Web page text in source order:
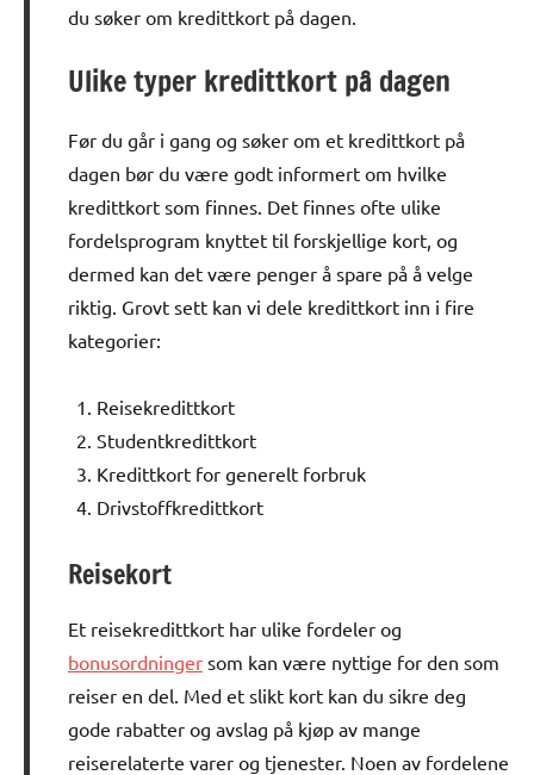
du søker om kredittkort på dagen.
Ulike typer kredittkort på dagen
Før du går i gang og søker om et kredittkort på
dagen bør du være godt informert om hvilke
kredittkort som finnes. Det finnes ofte ulike
fordelsprogram knyttet til forskjellige kort, og
dermed kan det være penger å spare på å velge
riktig. Grovt sett kan vi dele kredittkort inn i fire
kategorier:
Reisekredittkort
Studentkredittkort
Kredittkort for generelt forbruk
Drivstoffkredittkort
Reisekort
Et reisekredittkort har ulike fordeler og
bonusordninger som kan være nyttige for den som
reiser en del. Med et slikt kort kan du sikre deg
gode rabatter og avslag på kjøp av mange
reiserelaterte varer og tjenester. Noen av fordelene